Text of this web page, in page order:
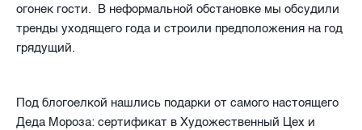
огонек гости. В неформальной обстановке мы обсудили
тренды уходящего года и строили предположения на год
грядущий.
Под блогоелкой нашлись подарки от самого настоящего
Деда Мороза: сертификат в Художественный Цех и